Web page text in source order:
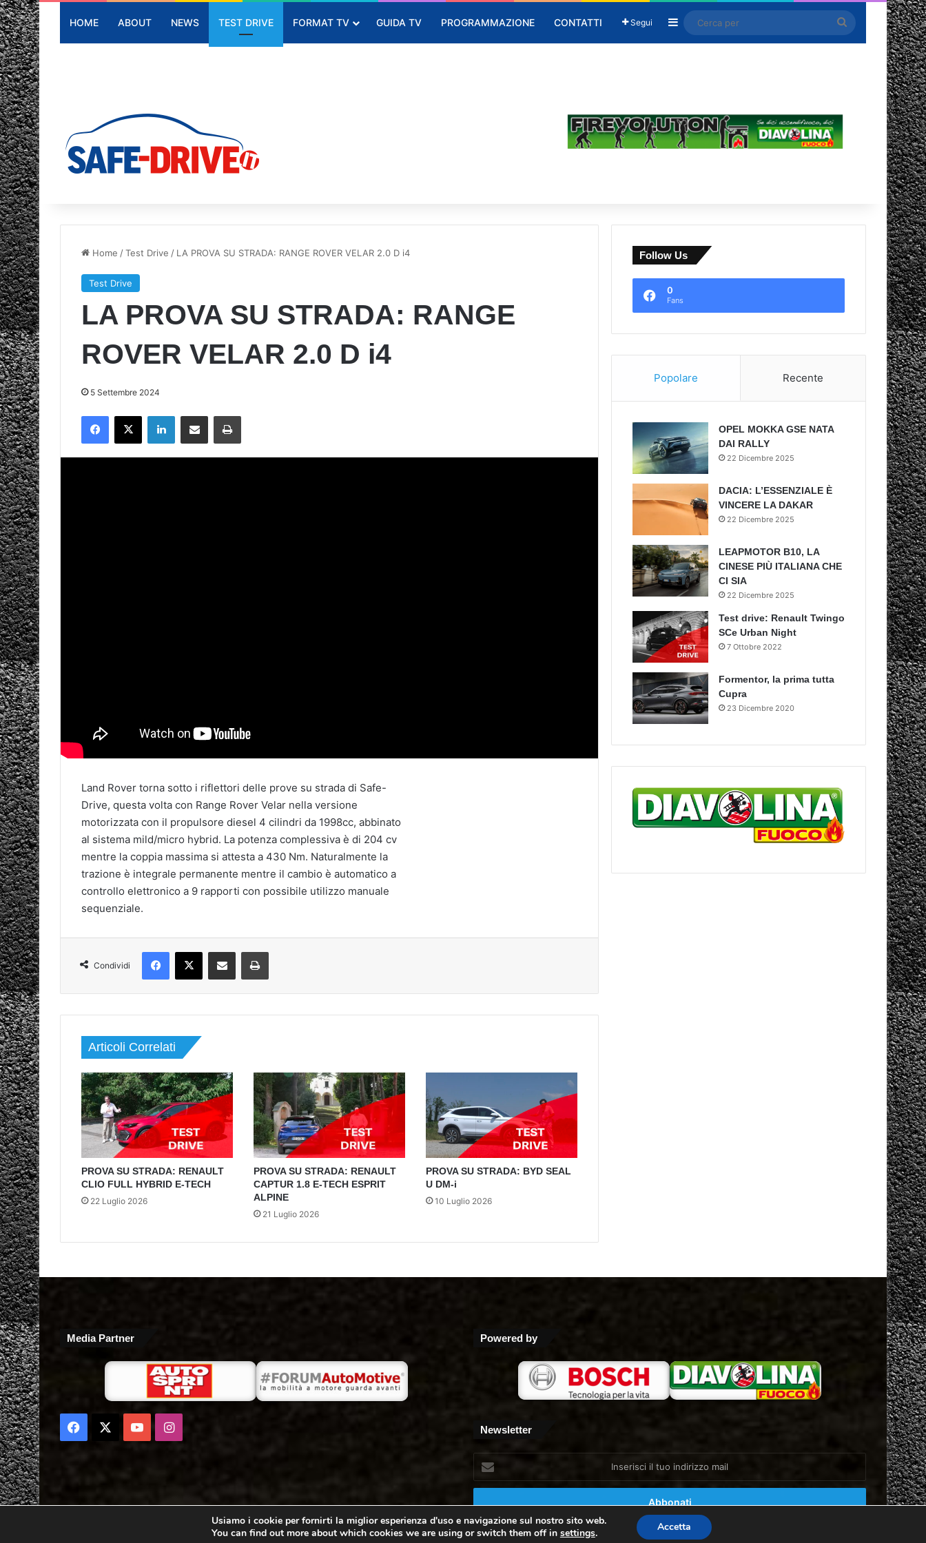
HOME ABOUT NEWS TEST DRIVE FORMAT TV GUIDA TV PROGRAMMAZIONE CONTATTI Segui Barra laterale
per
Home /Test Drive / LA PROVA SU STRADA: RANGE ROVER VELAR 2.0 D i4
Test Drive
LA PROVA SU STRADA: RANGE
ROVER VELAR 2.0 D i4
5 Settembre 2024
Land Rover torna sotto i riflettori delle prove su strada di Safe-
Drive, questa volta con Range Rover Velar nella versione
motorizzata con il propulsore diesel 4 cilindri da 1998cc, abbinato
al sistema mild/micro hybrid. La potenza complessiva è di 204 cv
mentre la coppia massima si attesta a 430 Nm. Naturalmente la
trazione è integrale permanente mentre il cambio è automatico a
controllo elettronico a 9 rapporti con possibile utilizzo manuale
sequenziale.
Condividi
Articoli Correlati
PROVA SU STRADA: RENAULT
CLIO FULL HYBRID E-TECH
22 Luglio 2026
PROVA SU STRADA: RENAULT
CAPTUR 1.8 E-TECH ESPRIT
ALPINE
21 Luglio 2026
PROVA SU STRADA: BYD SEAL
U DM-i
10 Luglio 2026
Follow Us
0
Fans
Popolare Recente
OPEL MOKKA GSE NATA
DAI RALLY
22 Dicembre 2025
DACIA: L’ESSENZIALE È
VINCERE LA DAKAR
22 Dicembre 2025
LEAPMOTOR B10, LA
CINESE PIÙ ITALIANA CHE
CI SIA
22 Dicembre 2025
Test drive: Renault Twingo
SCe Urban Night
7 Ottobre 2022
Formentor, la prima tutta
Cupra
23 Dicembre 2020
Media Partner
Facebook
You Instagram
Powered by
Newsletter
tuo
indirizzo
mail
Usiamo i cookie per fornirti la miglior esperienza d'uso e navigazione sul nostro sito web.
You can find out more about which cookies we are using or switch them off in settings. Accetta